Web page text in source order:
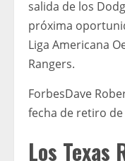
salida de los
próxima
Liga Americana
Rangers.
ForbesDave
fecha de retiro
Los Texas